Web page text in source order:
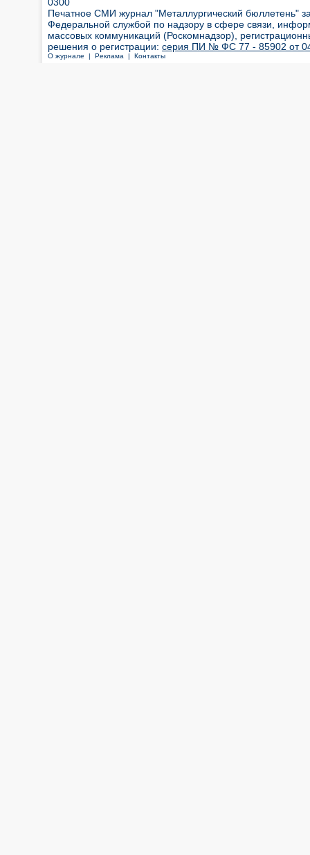
Печатное СМИ журнал "Металлургический бюллетень"
Федеральной службой по надзору в сфере связи,
массовых коммуникаций (Роскомнадзор),
решения о регистрации: серия ПИ № ФС 77 - 85902 от 04
О журнале | Реклама | Контакты